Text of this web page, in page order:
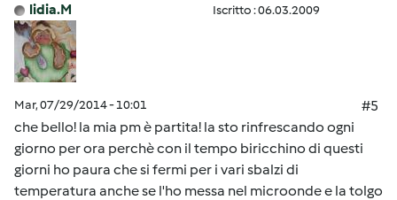
lidia.M Iscritto : 06.03.2009
Mar, 07/29/2014 - 10:01
#5
che bello! la mia pm è partita! la sto rinfrescando ogni
giorno per ora perchè con il tempo biricchino di questi
giorni ho paura che si fermi per i vari sbalzi di
temperatura anche se l'ho messa nel microonde e la tolgo